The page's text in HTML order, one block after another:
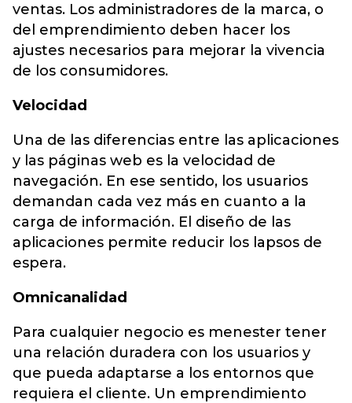
ventas. Los administradores de la marca, o
del emprendimiento deben hacer los
ajustes necesarios para mejorar la vivencia
de los consumidores.
Velocidad
Una de las diferencias entre las aplicaciones
y las páginas web es la velocidad de
navegación. En ese sentido, los usuarios
demandan cada vez más en cuanto a la
carga de información. El diseño de las
aplicaciones permite reducir los lapsos de
espera.
Omnicanalidad
Para cualquier negocio es menester tener
una relación duradera con los usuarios y
que pueda adaptarse a los entornos que
requiera el cliente. Un emprendimiento